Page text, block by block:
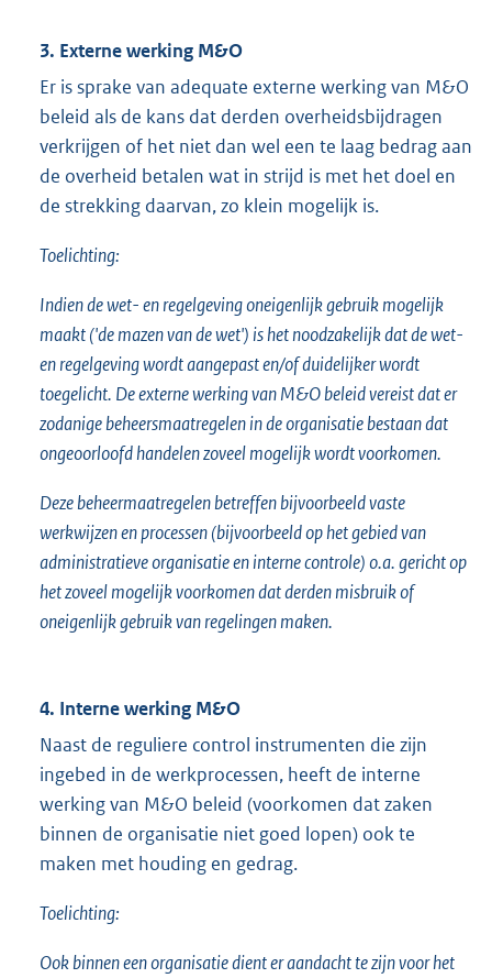
3. Externe werking M&O
Er is sprake van adequate externe werking van M&O
beleid als de kans dat derden overheidsbijdragen
verkrijgen of het niet dan wel een te laag bedrag aan
de overheid betalen wat in strijd is met het doel en
de strekking daarvan, zo klein mogelijk is.
Toelichting:
Indien de wet- en regelgeving oneigenlijk gebruik mogelijk
maakt ('de mazen van de wet') is het noodzakelijk dat de wet-
en regelgeving wordt aangepast en/of duidelijker wordt
toegelicht. De externe werking van M&O beleid vereist dat er
zodanige beheersmaatregelen in de organisatie bestaan dat
ongeoorloofd handelen zoveel mogelijk wordt voorkomen.
Deze beheermaatregelen betreffen bijvoorbeeld vaste
werkwijzen en processen (bijvoorbeeld op het gebied van
administratieve organisatie en interne controle) o.a. gericht op
het zoveel mogelijk voorkomen dat derden misbruik of
oneigenlijk gebruik van regelingen maken.
4. Interne werking M&O
Naast de reguliere control instrumenten die zijn
ingebed in de werkprocessen, heeft de interne
werking van M&O beleid (voorkomen dat zaken
binnen de organisatie niet goed lopen) ook te
maken met houding en gedrag.
Toelichting:
Ook binnen een organisatie dient er aandacht te zijn voor het